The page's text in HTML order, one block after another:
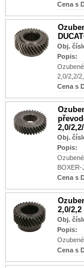
Cena s
Obj.
Popis:
2,0/2,2/
Cena s
2,0/
Obj.
Popis:
Cena s
2,0/2,2
Obj.
Popis:
Cena s